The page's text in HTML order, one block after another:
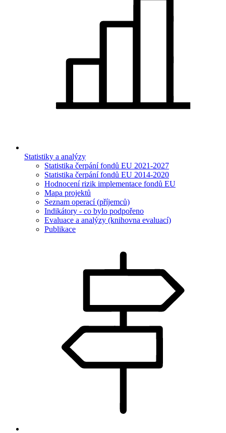
Statistiky a analýzy
Statistika čerpání fondů EU 2021-2027
Statistika čerpání fondů EU 2014-2020
Hodnocení rizik implementace fondů EU
Mapa projektů
Seznam operací (příjemců)
Indikátory - co bylo podpořeno
Evaluace a analýzy (knihovna evaluací)
Publikace